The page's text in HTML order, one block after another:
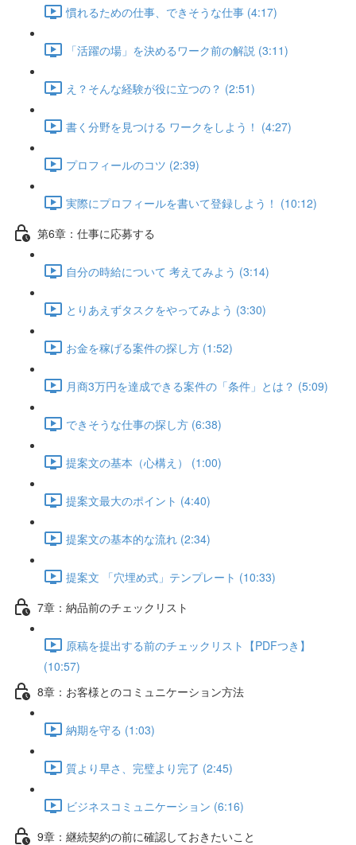
慣れるための仕事、できそうな仕事 (4:17)
「活躍の場」を決めるワーク前の解説 (3:11)
え？そんな経験が役に立つの？ (2:51)
書く分野を見つける ワークをしよう！ (4:27)
プロフィールのコツ (2:39)
実際にプロフィールを書いて登録しよう！ (10:12)
第6章：仕事に応募する
自分の時給について 考えてみよう (3:14)
とりあえずタスクをやってみよう (3:30)
お金を稼げる案件の探し方 (1:52)
月商3万円を達成できる案件の「条件」とは？ (5:09)
できそうな仕事の探し方 (6:38)
提案文の基本（心構え） (1:00)
提案文最大のポイント (4:40)
提案文の基本的な流れ (2:34)
提案文 「穴埋め式」テンプレート (10:33)
7章：納品前のチェックリスト
原稿を提出する前のチェックリスト【PDFつき】
(10:57)
8章：お客様とのコミュニケーション方法
納期を守る (1:03)
質より早さ、完璧より完了 (2:45)
ビジネスコミュニケーション (6:16)
9章：継続契約の前に確認しておきたいこと